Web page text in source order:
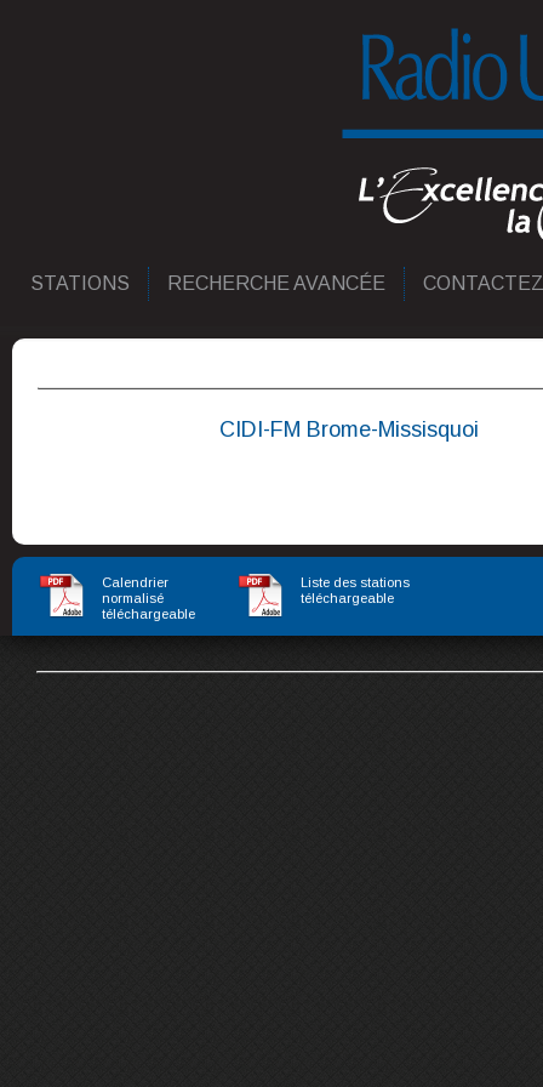
STATIONS RECHERCHE AVANCÉE
CIDI-FM Brome-Missisquoi
Calendrier
normalisé
téléchargeable
Liste des stations
téléchargeable